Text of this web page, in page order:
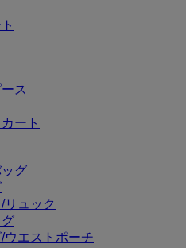
ス
ート
グ
リュック
ウエストポーチ